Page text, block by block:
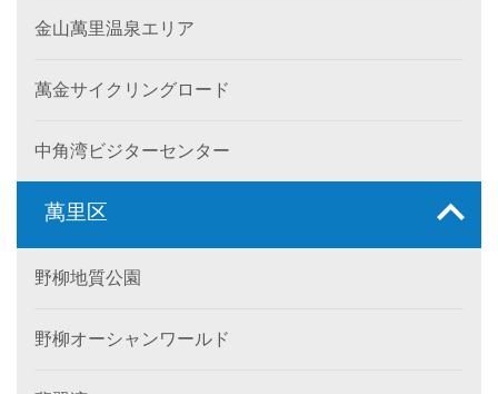
金山萬里温泉エリア
萬金サイクリングロード
中角湾ビジターセンター
萬里区
野柳地質公園
野柳オーシャンワールド